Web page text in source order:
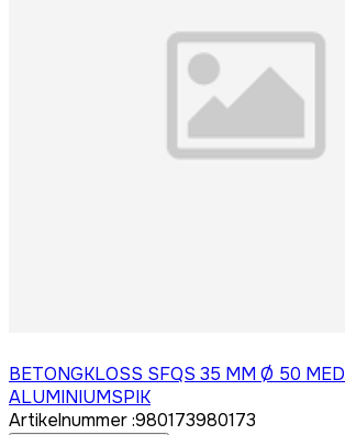
BETONGKLOSS SFQS 35 MM Ø 50 MED
ALUMINIUMSPIK
Artikelnummer:980173980173